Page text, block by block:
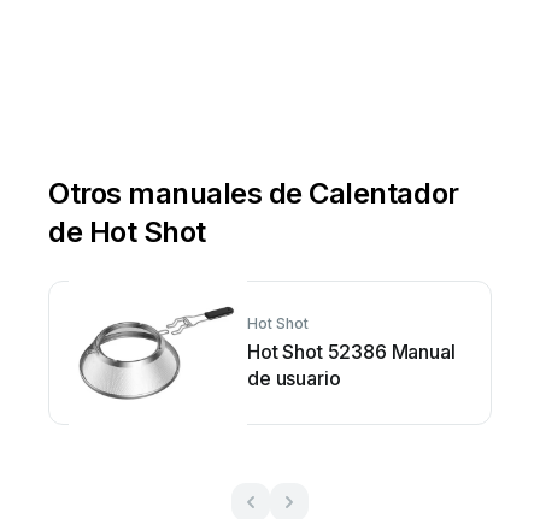
Otros manuales de Calentador
de Hot Shot
Hot Shot
Hot Shot 52386 Manual
de usuario